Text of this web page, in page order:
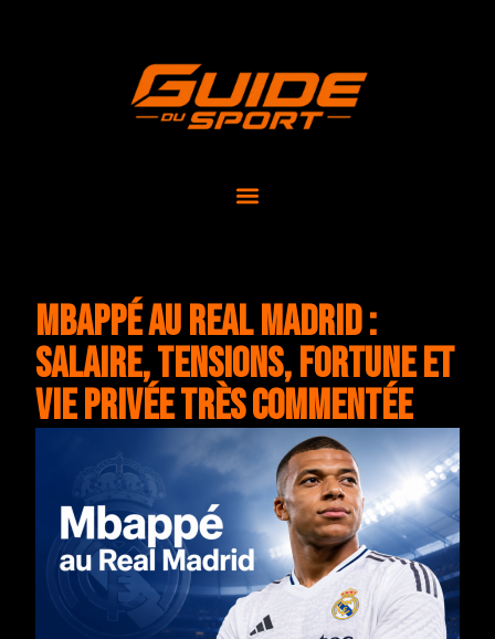
Mbappé au Real Madrid :
salaire, tensions, fortune et
vie privée très commentée